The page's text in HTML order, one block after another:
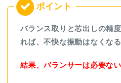
バランス取りと芯出しの精
れば、不快な振動はなくなる
結果、バランサーは必要ない